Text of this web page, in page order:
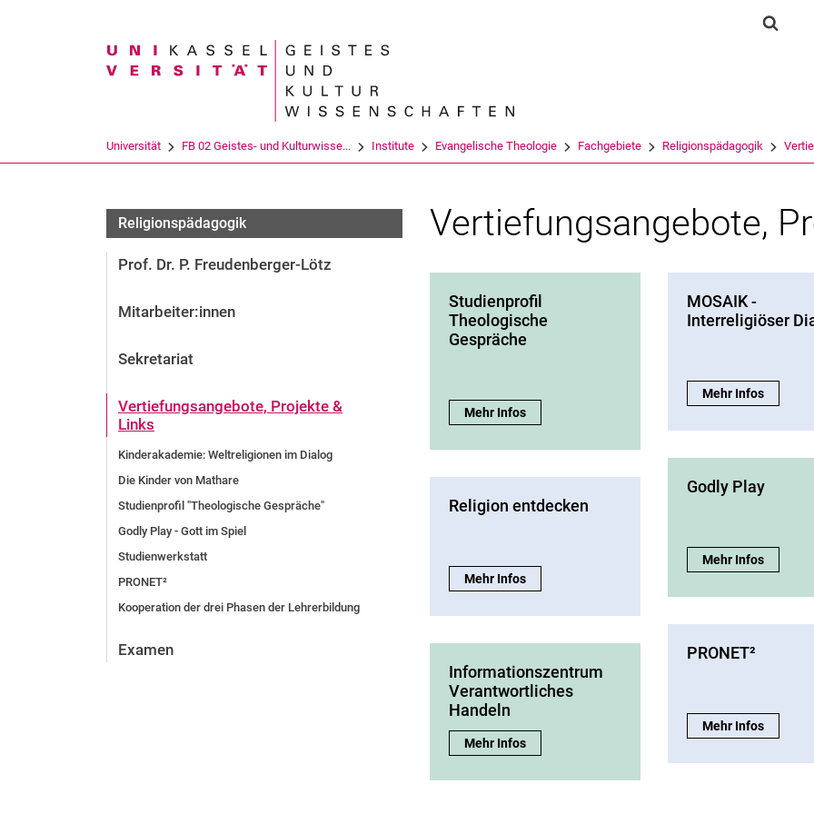
Springe direkt zu: Inhalt
Springe direkt zu: Suche
Springe direkt zu:
Suchbegriff
Universität FB 02 Geistes- und Kulturwisse... Institute Evangelische Theologie Fachgebiete Religionspädagogik
Religionspädagogik
Prof. Dr. P. Freudenberger-Lötz
Mitarbeiter:innen
Sekretariat
Vertiefungsangebote, Projekte &
Links
Kinderakademie: Weltreligionen im Dialog
Die Kinder von Mathare
Studienprofil "Theologische Gespräche"
Godly Play - Gott im Spiel
Studienwerkstatt
PRONET²
Kooperation der drei Phasen der Lehrerbildung
Examen
Vertiefungsangebote,
Studienprofil
Theologische
Gespräche
Studienprofil Theologische Gespräche:
Mehr Infos
Religion entdecken
Religion entdecken:
Mehr Infos
Informationszentrum
Verantwortliches
Handeln
Informationszentrum Verantwortliches Handeln:
Mehr Infos
MOSAIK -
Interreligiöser
MOSAIK -
Mehr Infos
Godly Play
Godly Play:
Mehr Infos
PRONET²
PRONET²:
Mehr Infos